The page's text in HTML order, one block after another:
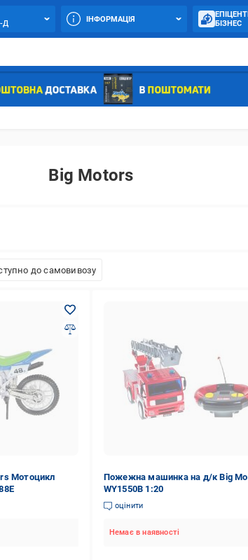
Д
ІНФОРМАЦІЯ
БІЗНЕС
Big Motors
до самовивозу
Мотоцикл
Пожежна машинка на д/к Big
WY1550B 1:20
оцінити
Немає в наявності